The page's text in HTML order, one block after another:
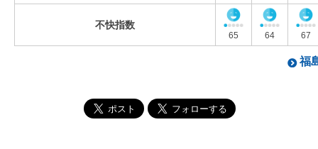
不快指数
65 64 67
福